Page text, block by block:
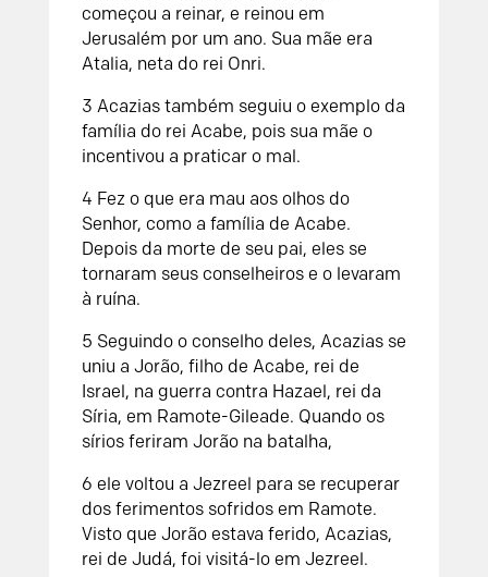
começou a reinar, e reinou em
Jerusalém por um ano. Sua mãe era
Atalia, neta do rei Onri.
3 Acazias também seguiu o exemplo da
família do rei Acabe, pois sua mãe o
incentivou a praticar o mal.
4 Fez o que era mau aos olhos do
Senhor, como a família de Acabe.
Depois da morte de seu pai, eles se
tornaram seus conselheiros e o levaram
à ruína.
5 Seguindo o conselho deles, Acazias se
uniu a Jorão, filho de Acabe, rei de
Israel, na guerra contra Hazael, rei da
Síria, em Ramote-Gileade. Quando os
sírios feriram Jorão na batalha,
6 ele voltou a Jezreel para se recuperar
dos ferimentos sofridos em Ramote.
Visto que Jorão estava ferido, Acazias,
rei de Judá, foi visitá-lo em Jezreel.